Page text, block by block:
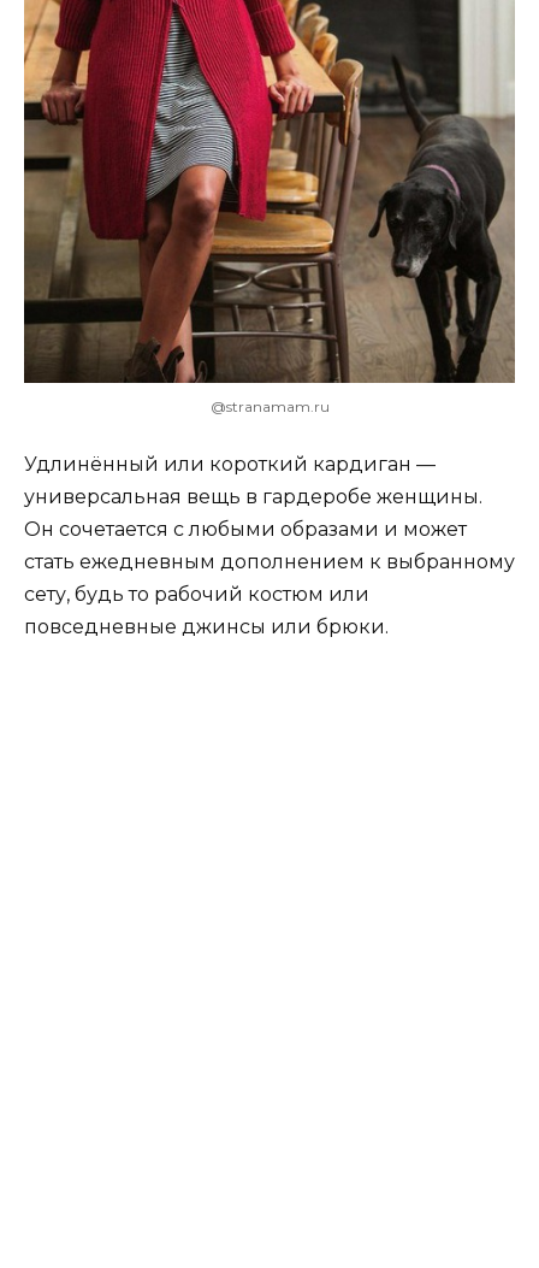
@stranamam.ru
Удлинённый или короткий кардиган —
универсальная вещь в гардеробе женщины.
Он сочетается с любыми образами и может
стать ежедневным дополнением к выбранному
сету, будь то рабочий костюм или
повседневные джинсы или брюки.